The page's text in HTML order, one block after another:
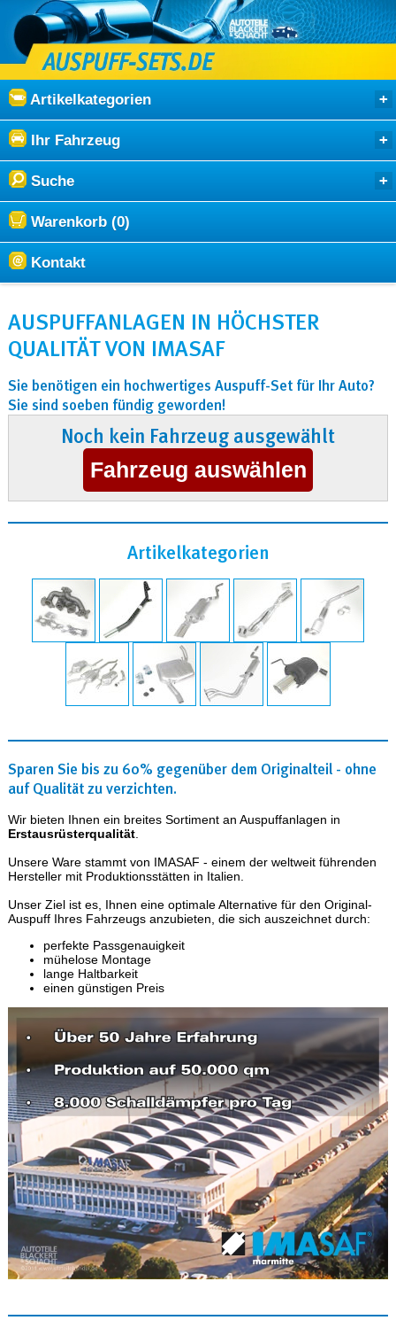
Artikelkategorien
Ihr Fahrzeug
Suche
Warenkorb (0)
Kontakt
AUSPUFFANLAGEN IN HÖCHSTER
QUALITÄT VON IMASAF
Sie benötigen ein hochwertiges Auspuff-Set für Ihr Auto?
Sie sind soeben fündig geworden!
Noch kein Fahrzeug ausgewählt
Artikelkategorien
Sparen Sie bis zu 60% gegenüber dem Originalteil - ohne
auf Qualität zu verzichten.
Wir bieten Ihnen ein breites Sortiment an Auspuffanlagen in
Erstausrüsterqualität.
Unsere Ware stammt von IMASAF - einem der weltweit führenden
Hersteller mit Produktionsstätten in Italien.
Unser Ziel ist es, Ihnen eine optimale Alternative für den Original-
Auspuff Ihres Fahrzeugs anzubieten, die sich auszeichnet durch:
perfekte Passgenauigkeit
mühelose Montage
lange Haltbarkeit
einen günstigen Preis